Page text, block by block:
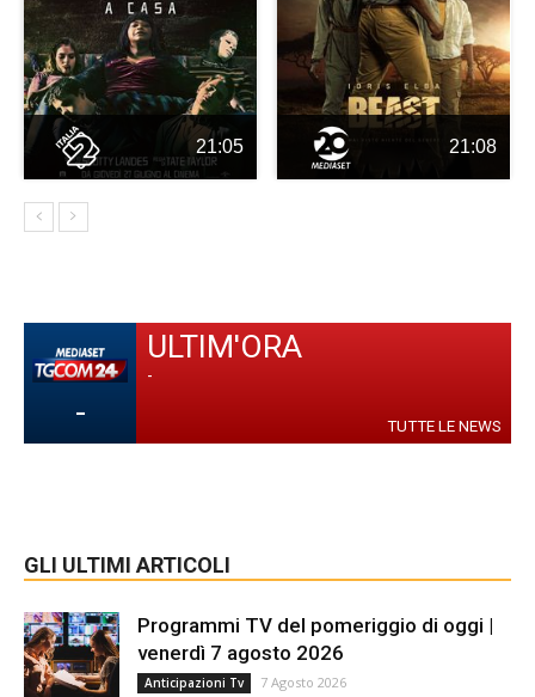
21:05 21:08
-
ULTIM'ORA
-
TUTTE LE NEWS
GLI ULTIMI ARTICOLI
Programmi TV del pomeriggio di oggi |
venerdì 7 agosto 2026
Anticipazioni Tv 7 Agosto 2026